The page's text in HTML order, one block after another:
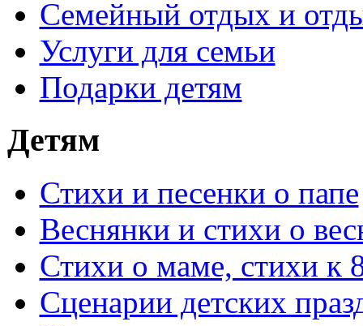
Семейный отдых и
Услуги для семьи
Подарки детям
Детям
Стихи и песенки о папе
Веснянки и стихи о
Стихи о маме, стихи к
Сценарии детских